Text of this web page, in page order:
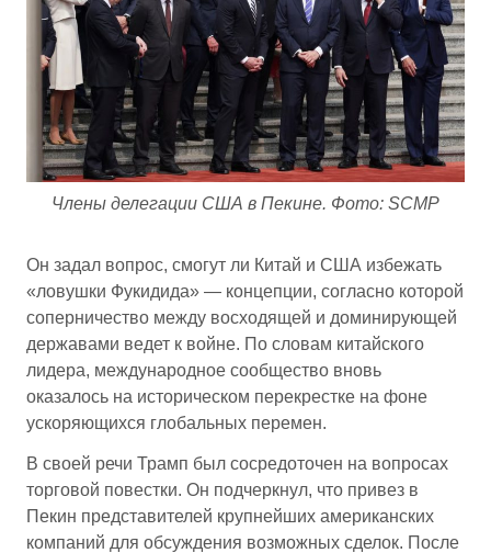
Члены делегации США в Пекине. Фото: SCMP
Он задал вопрос, смогут ли Китай и США избежать
«ловушки Фукидида» — концепции, согласно которой
соперничество между восходящей и доминирующей
державами ведет к войне. По словам китайского
лидера, международное сообщество вновь
оказалось на историческом перекрестке на фоне
ускоряющихся глобальных перемен.
В своей речи Трамп был сосредоточен на вопросах
торговой повестки. Он подчеркнул, что привез в
Пекин представителей крупнейших американских
компаний для обсуждения возможных сделок. После